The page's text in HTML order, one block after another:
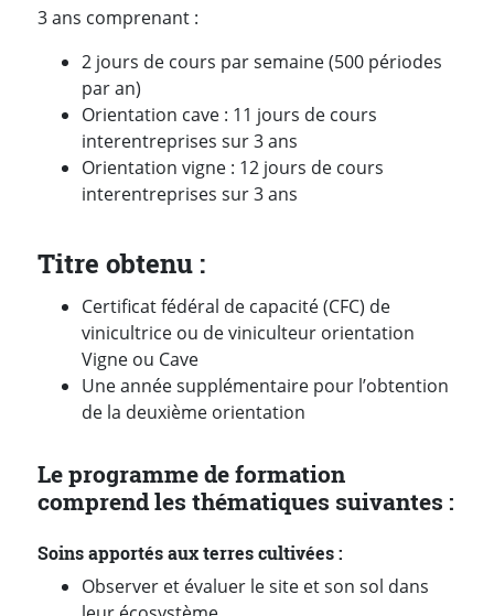
3 ans comprenant :
2 jours de cours par semaine (500 périodes
par an)
Orientation cave : 11 jours de cours
interentreprises sur 3 ans
Orientation vigne : 12 jours de cours
interentreprises sur 3 ans
Titre obtenu :
Certificat fédéral de capacité (CFC) de
vinicultrice ou de viniculteur orientation
Vigne ou Cave
Une année supplémentaire pour l’obtention
de la deuxième orientation
Le programme de formation
comprend les thématiques suivantes :
Soins apportés aux terres cultivées :
Observer et évaluer le site et son sol dans